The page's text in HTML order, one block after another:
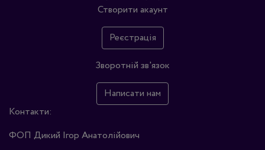
Створити акаунт
Реєстрація
Зворотній зв'язок
Написати нам
Контакти:
ФОП Дикий Ігор Анатолійович